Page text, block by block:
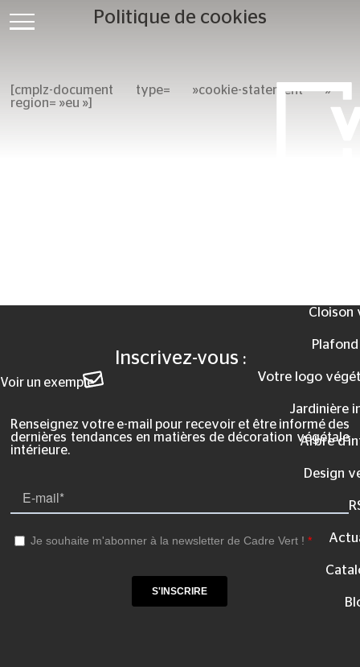
Cloison
Votre logo
Jardinière
Arbre
Design
Politique de cookies
[cmplz-document type= »cookie-statement »
region= »eu »]
Inscrivez-vous :
Voir un exemple
Renseignez votre e-mail pour recevoir et être informé des
dernières tendances en matières de décoration végétale
intérieure.